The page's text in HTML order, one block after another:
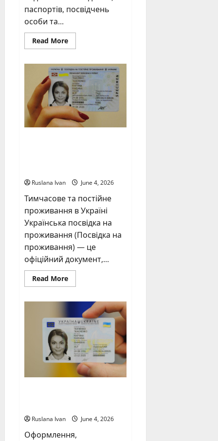
паспортів, посвідчень
особи та...
Read MoreRead
more
повернення
коштів
Ruslana Ivan June 4, 2026
Тимчасове та постійне
проживання в Україні
Українська посвідка на
проживання (Посвідка на
проживання) — це
офіційний документ,...
Read MoreRead
more
посвідка
проживання
Ruslana Ivan June 4, 2026
Оформлення,